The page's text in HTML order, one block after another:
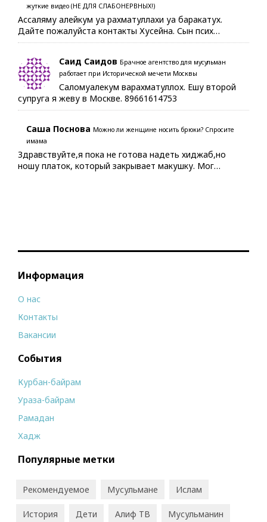
жуткие видео (НЕ ДЛЯ СЛАБОНЕРВНЫХ!)
Ассаляму алейкум уа рахматуллахи уа баракатух.
Дайте пожалуйста контакты Хусейна. Сын псих…
Саид Саидов Брачное агентство для мусульман
работает при Исторической мечети Москвы
Саломуалекум варахматуллох. Ешу второй
супруга я жеву в Москве. 89661614753
Саша Поснова Можно ли женщине носить брюки? Спросите
имама
Здравствуйте,я пока не готова надеть хиджаб,но
ношу платок, который закрывает макушку. Мог…
Информация
О нас
Контакты
Вакансии
События
Курбан-байрам
Ураза-байрам
Рамадан
Хадж
Популярные метки
Рекомендуемое Мусульмане Ислам
История Дети Алиф ТВ Мусульманин